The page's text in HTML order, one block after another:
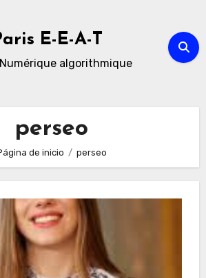
E-E-A-T
algorithmique
perseo
de inicio perseo